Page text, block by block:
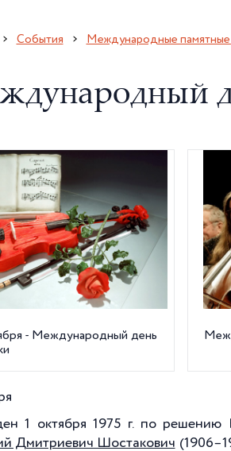
События Международные памятные
- Международный день
1 октября 1975 г. по
Дмитриевич Шостакович